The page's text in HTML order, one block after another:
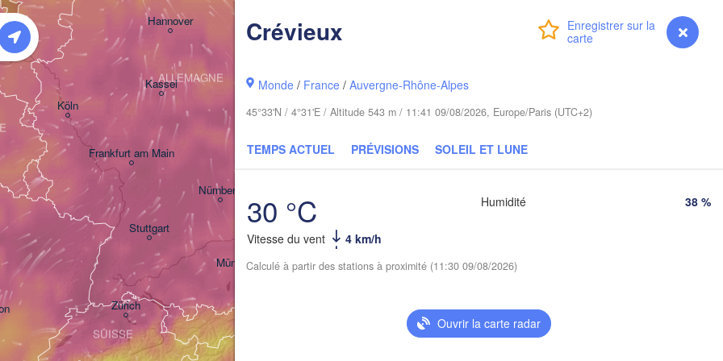
Premium myVentusky Prévisions
Crévieux
Monde / France /Auvergne-Rhône-Alpes
45°33'N / 4°31'E / Altitude 543 m / 11:41 09/08/2026, Europe/Paris (UTC+2)
TEMPS ACTUEL PRÉVISIONS SOLEIL ET LUNE
30 °C
Vitesse du vent 4 km/h
Humidité 38 %
Calculé à partir des stations à proximité (11:30 09/08/2026)
Ouvrir la carte radar
Köln
Frankfurt am Main
Hannover
Nürnberg
Kassel
ALLEMAGNE
BAS
Stuttgart
Zürich
SUISSE
Warszawa
Praha Kraków
Wrocław
Leipzig
Wien
München
Linz
HONGRIE
Брэст
(Brest)
Івано-